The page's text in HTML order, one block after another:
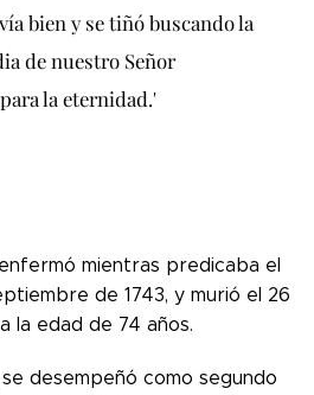
bien y se tiñó buscando la
de nuestro Señor
la eternidad.'
mientras predicaba el
de 1743, y murió el 26
la edad de 74 años.
desempeñó como segundo